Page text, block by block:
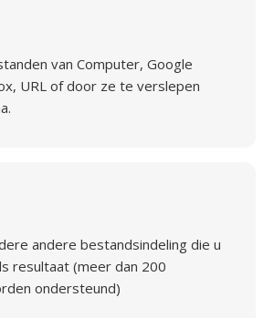
van Computer, Google
URL of door ze te verslepen
andere bestandsindeling die u
resultaat (meer dan 200
ondersteund)